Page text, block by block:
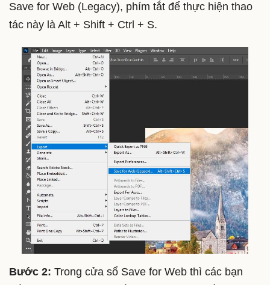
Save for Web (Legacy), phím tắt để thực hiện thao
tác này là Alt + Shift + Ctrl + S.
Bước 2: Trong cửa sổ Save for Web thì các bạn